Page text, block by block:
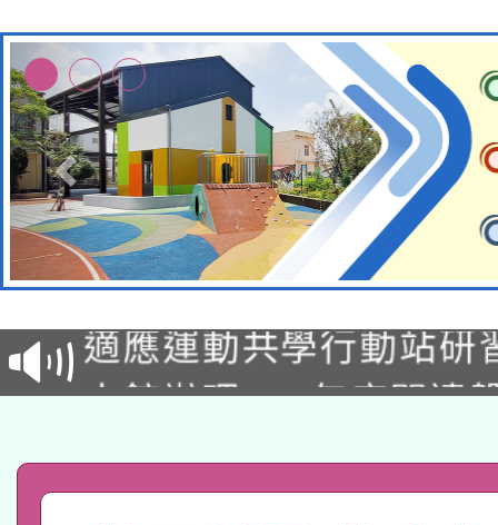
本校115學年度第2次
招甄選結果公告(無人
招)
適應運動共學行動站研
本館辦理115年度閱讀
礎課程
A3數位素養講師名單